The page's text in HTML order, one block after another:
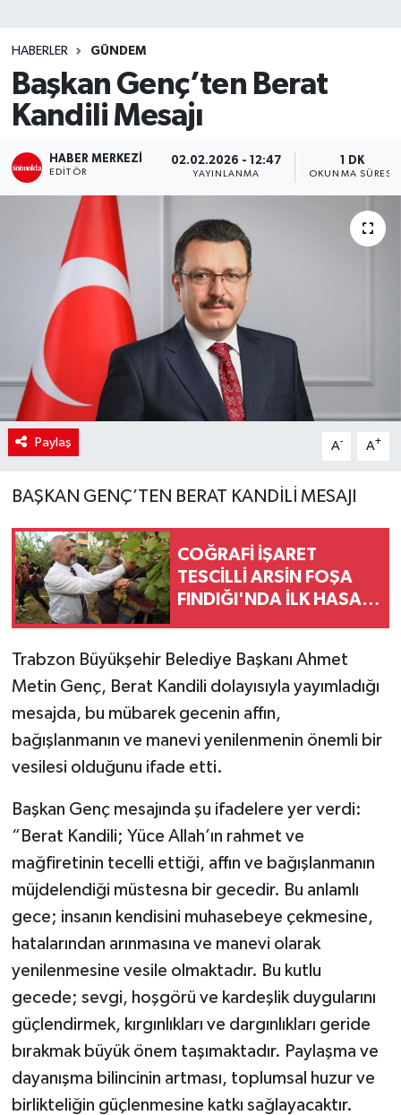
HABERLER GÜNDEM
Başkan Genç’ten Berat
Kandili Mesajı
HABER MERKEZI
EDITÖR
02.02.2026 - 12:47
YAYINLANMA
1 DK
OKUNMA SÜRESI
Paylaş A- A+
BAŞKAN GENÇ’TEN BERAT KANDİLİ MESAJI
COĞRAFİ İŞARET
TESCİLLİ ARSİN FOŞA
FINDIĞI'NDA İLK HASAT
Trabzon Büyükşehir Belediye Başkanı Ahmet
Metin Genç, Berat Kandili dolayısıyla yayımladığı
mesajda, bu mübarek gecenin affın,
bağışlanmanın ve manevi yenilenmenin önemli bir
vesilesi olduğunu ifade etti.
Başkan Genç mesajında şu ifadelere yer verdi:
“Berat Kandili; Yüce Allah’ın rahmet ve
mağfiretinin tecelli ettiği, affın ve bağışlanmanın
müjdelendiği müstesna bir gecedir. Bu anlamlı
gece; insanın kendisini muhasebeye çekmesine,
hatalarından arınmasına ve manevi olarak
yenilenmesine vesile olmaktadır. Bu kutlu
gecede; sevgi, hoşgörü ve kardeşlik duygularını
güçlendirmek, kırgınlıkları ve dargınlıkları geride
bırakmak büyük önem taşımaktadır. Paylaşma ve
dayanışma bilincinin artması, toplumsal huzur ve
birlikteliğin güçlenmesine katkı sağlayacaktır.
Teknoloji
TRABZON
TRABZONSPOR
Yaşam